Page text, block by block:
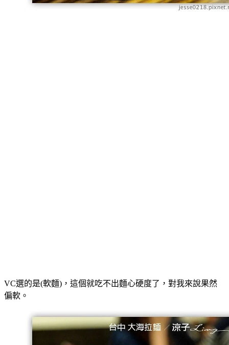
VC選的是(軟麵)，這個就吃不出麵心硬度了，對我來說果然
偏軟。